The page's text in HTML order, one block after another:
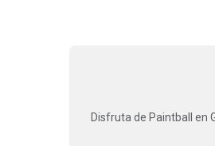
Disfruta de Paintball en